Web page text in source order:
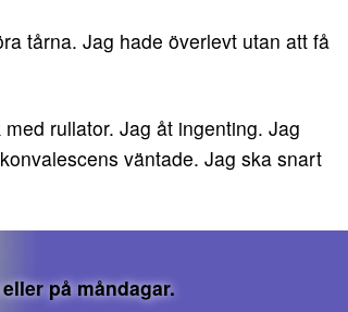
tårna. Jag hade överlevt utan att få
rullator. Jag åt ingenting. Jag
väntade. Jag ska snart
på måndagar.